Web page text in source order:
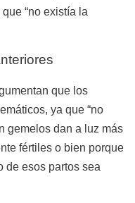
“no existía la
que los
ya que “no
gemelos dan a luz más
fértiles o bien porque
de esos partos sea